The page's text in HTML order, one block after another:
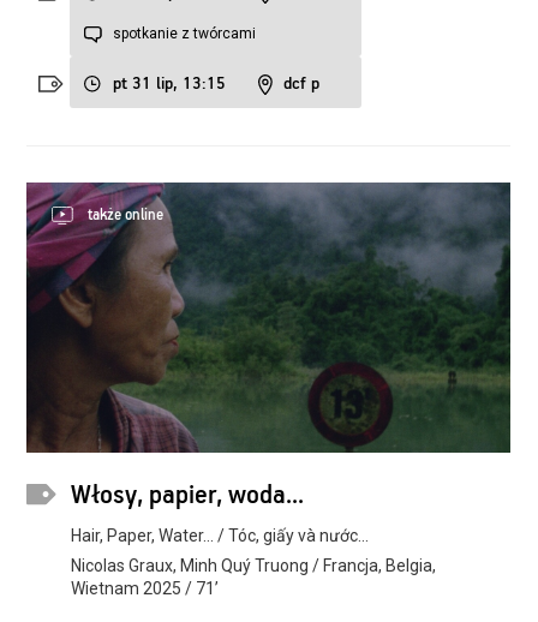
spotkanie z twórcami
pt 31 lip, 13:15 dcf p
także online
Włosy, papier, woda...
Hair, Paper, Water... / Tóc, giấy và nước...
Nicolas Graux, Minh Quý Truong / Francja, Belgia,
Wietnam 2025 / 71’